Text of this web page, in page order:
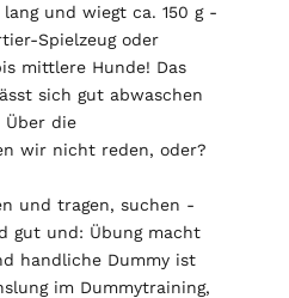
und wiegt ca. 150 g -
Spielzeug oder
mittlere Hunde! Das
sich gut abwaschen
Über die
wir nicht reden, oder?
und tragen, suchen -
gut und: Übung macht
handliche Dummy ist
im Dummytraining,